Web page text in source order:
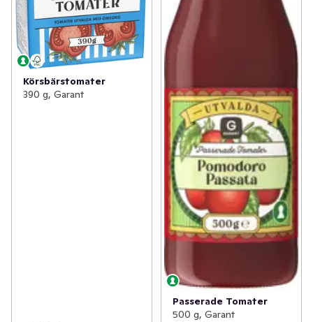
Körsbärstomater
390 g, Garant
Passerade Tomater
500 g, Garant